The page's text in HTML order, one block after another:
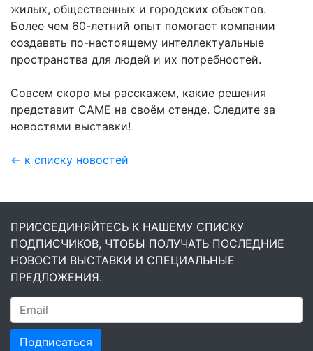
жилых, общественных и городских объектов.
Более чем 60-летний опыт помогает компании
создавать по-настоящему интеллектуальные
пространства для людей и их потребностей.
Совсем скоро мы расскажем, какие решения
представит CAME на своём стенде. Следите за
новостями выставки!
← к списку новостей
ПРИСОЕДИНЯЙТЕСЬ К НАШЕМУ СПИСКУ
ПОДПИСЧИКОВ, ЧТОБЫ ПОЛУЧАТЬ ПОСЛЕДНИЕ
НОВОСТИ ВЫСТАВКИ И СПЕЦИАЛЬНЫЕ
ПРЕДЛОЖЕНИЯ.
Подписаться